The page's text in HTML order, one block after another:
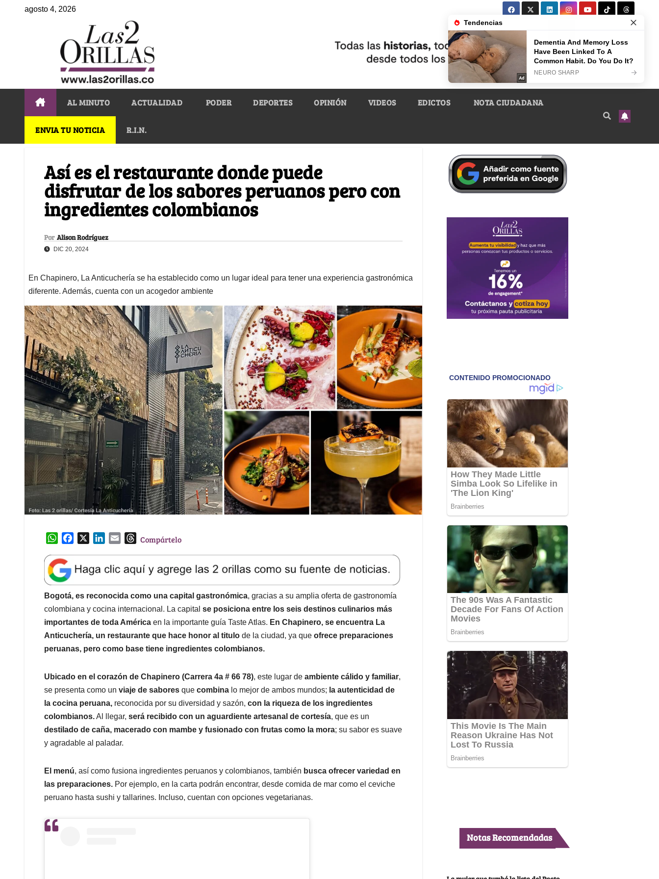
agosto 4, 2026
AL MINUTO ACTUALIDAD PODER DEPORTES OPINIÓN VIDEOS EDICTOS NOTA CIUDADANA
ENVIA TU NOTICIA R.I.N.
Así es el restaurante donde puede
disfrutar de los sabores peruanos pero con
ingredientes colombianos
Por Alison Rodríguez
DIC 20, 2024
En Chapinero, La Anticuchería se ha establecido como un lugar ideal para tener una experiencia gastronómica
diferente. Además, cuenta con un acogedor ambiente
W
a
t
s
A
p
p
e
b
o
o
k
k
e
d
I
n
l
T
e
a
d
s
Compártelo
Bogotá, es reconocida como una capital gastronómica, gracias a su amplia oferta de gastronomía
colombiana y cocina internacional. La capital se posiciona entre los seis destinos culinarios más
importantes de toda América en la importante guía Taste Atlas. En Chapinero, se encuentra La
Anticuchería, un restaurante que hace honor al titulo de la ciudad, ya que ofrece preparaciones
peruanas, pero como base tiene ingredientes colombianos.
Ubicado en el corazón de Chapinero (Carrera 4a # 66 78), este lugar de ambiente cálido y familiar,
se presenta como un viaje de sabores que combina lo mejor de ambos mundos; la autenticidad de
la cocina peruana, reconocida por su diversidad y sazón, con la riqueza de los ingredientes
colombianos.Al llegar, será recibido con un aguardiente artesanal de cortesía, que es un
destilado de caña, macerado con mambe y fusionado con frutas como la mora; su sabor es suave
y agradable al paladar.
El menú, así como fusiona ingredientes peruanos y colombianos, también busca ofrecer variedad en
las preparaciones. Por ejemplo, en la carta podrán encontrar, desde comida de mar como el ceviche
peruano hasta sushi y tallarines. Incluso, cuentan con opciones vegetarianas.
Notas Recomendadas